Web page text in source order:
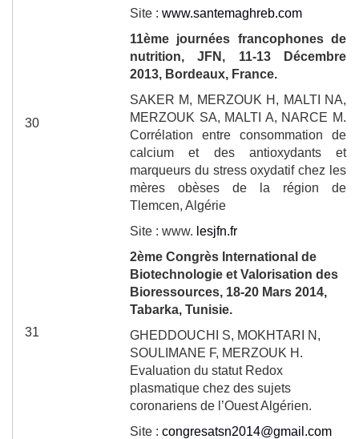
Site : www.santemaghreb.com
30
11ème journées francophones de
nutrition, JFN, 11-13 Décembre
2013, Bordeaux, France.
SAKER M, MERZOUK H, MALTI NA,
MERZOUK SA, MALTI A, NARCE M.
Corrélation entre consommation de
calcium et des antioxydants et
marqueurs du stress oxydatif chez les
mères obèses de la région de
Tlemcen, Algérie
Site : www. lesjfn.fr
31
2ème Congrès International de
Biotechnologie et Valorisation des
Bioressources, 18-20 Mars 2014,
Tabarka, Tunisie.
GHEDDOUCHI S, MOKHTARI N,
SOULIMANE F, MERZOUK H.
Evaluation du statut Redox
plasmatique chez des sujets
coronariens de l’Ouest Algérien.
Site : congresatsn2014@gmail.com